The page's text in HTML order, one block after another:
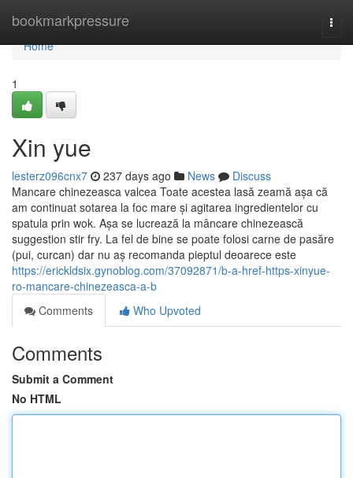
bookmarkpressure
Home
Home
1
Xin yue
lesterz096cnx7 237 days ago News
Discuss
Mancare chinezeasca valcea Toate acestea lasă zeamă așa că
am continuat sotarea la foc mare și agitarea ingredientelor cu
spatula prin wok. Așa se lucrează la mâncare chinezească
suggestion stir fry. La fel de bine se poate folosi carne de pasăre
(pui, curcan) dar nu aș recomanda pieptul deoarece este
https://erickldsix.gynoblog.com/37092871/b-a-href-https-xinyue-
ro-mancare-chinezeasca-a-b
Comments
Who Upvoted
Comments
Submit a Comment
No HTML